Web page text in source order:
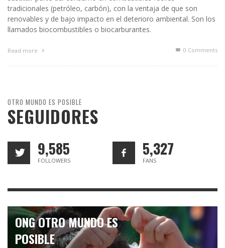
tradicionales (petróleo, carbón), con la ventaja de que son
renovables y de bajo impacto en el deterioro ambiental. Son los
llamados biocombustibles o biocarburantes.
Read more 0 Comments
OTRO MUNDO ES POSIBLE
SEGUIDORES
9,585
FOLLOWERS
5,327
FANS
ONG OTRO MUNDO ES
POSIBLE